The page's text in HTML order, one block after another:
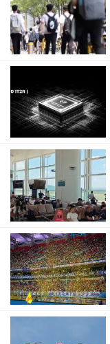
编辑：罗玉珍